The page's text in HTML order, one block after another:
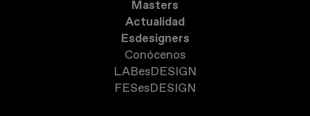
Masters
Actualidad
Esdesigners
Conócenos
LABesDESIGN
FESesDESIGN